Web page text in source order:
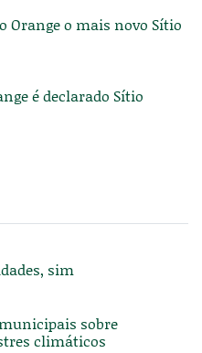
Orange o mais novo Sítio
é declarado Sítio
sim
sobre
climáticos